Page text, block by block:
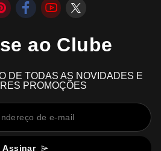
ao Clube
DE TODAS AS NOVIDADES E
PROMOÇÕES
Assinar